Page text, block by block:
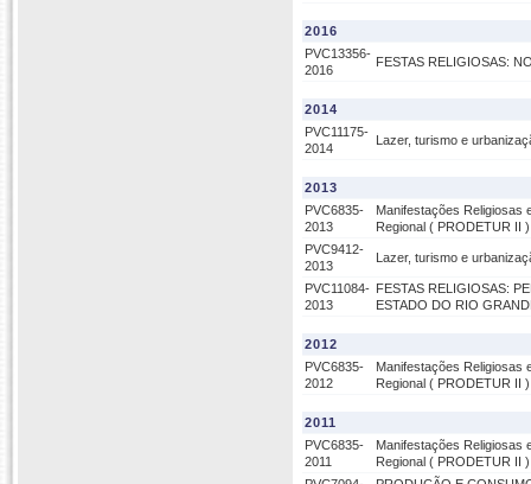
2016
PVC13356-
2016
FESTAS RELIGIOSAS:
2014
PVC11175-
2014
Lazer, turismo e
2013
PVC6835-
2013
Manifestações Religiosas
Regional ( PRODETUR II
PVC9412-
2013
Lazer, turismo e
PVC11084-
2013
FESTAS RELIGIOSAS:
ESTADO DO RIO
2012
PVC6835-
2012
Manifestações Religiosas
Regional ( PRODETUR II
2011
PVC6835-
2011
Manifestações Religiosas
Regional ( PRODETUR II